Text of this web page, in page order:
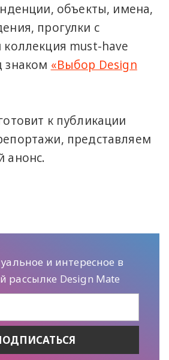
объекты, имена,
прогулки с
must-have
знаком «Выбор Design
к публикации
представляем
анонс.
и интересное в
рассылке Design Mate